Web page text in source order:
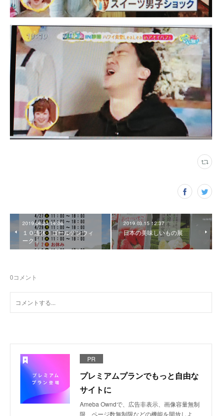
2019.04.23 14:06
１０連休！ゴールデンウィ
ーク！
2019.03.15 12:37
日本の美味しいもの展
0コメント
PR
プレミアムプランでもっと自由な
サイトに
Ameba Owndで、広告非表示、画像容量無制
限、ページ数無制限などの機能を開放しよ